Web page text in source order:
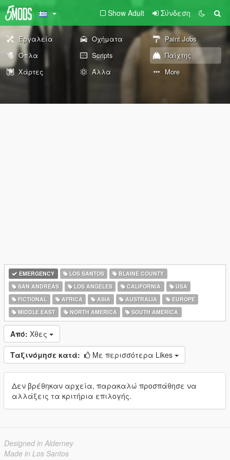
Show Adult Σύνδεση
Εργαλεία Οχήματα
Paint Jobs
Όπλα
Scripts
Παίχτης
Χάρτες
Άλλα More
EMERGENCY LOS SANTOS
BLAINE COUNTY
SAN ANDREAS
LOS ANGELES CALIFORNIA
USA
FICTIONAL
AFRICA ASIA AUSTRALIA
EUROPE
MIDDLE EAST
NORTH AMERICA SOUTH AMERICA
Από: Χθες
Ταξινόμησε κατά: Με περισσότερα Likes
Δεν βρέθηκαν αρχεία, παρακαλώ προσπάθησε να
αλλάξεις τα κριτήρια επιλογής.
Designed in Alderney
Made in Los Santos